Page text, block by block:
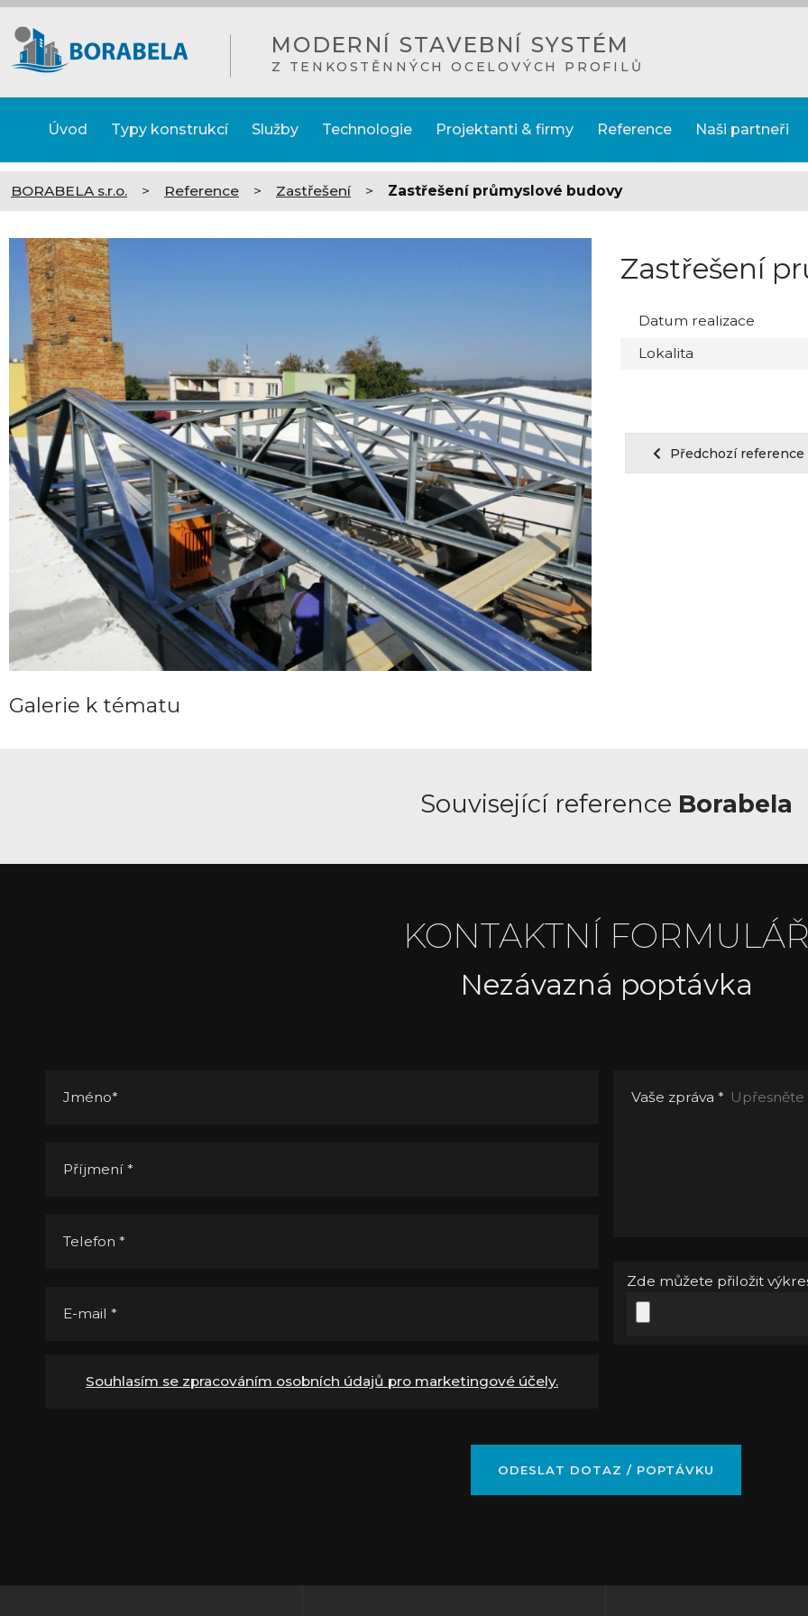
MODERNÍ STAVEBNÍ SYSTÉM
Z TENKOSTĚNNÝCH OCELOVÝCH PROFILŮ
Úvod Typy konstrukcí Služby Technologie Projektanti & firmy Reference Naši partneři
BORABELA s.r.o. > Reference > Zastřešení > Zastřešení průmyslové budovy
Galerie k tématu
Zastřešení
Datum realizace
Lokalita
Předchozí reference
Související reference Borabela
KONTAKTNÍ
Nezávazná poptávka
Jméno*
Příjmení *
Telefon *
E-mail *
Souhlasím se zpracováním osobních údajů pro marketingové účely.
Vaše zpráva *
Zde můžete přiložit